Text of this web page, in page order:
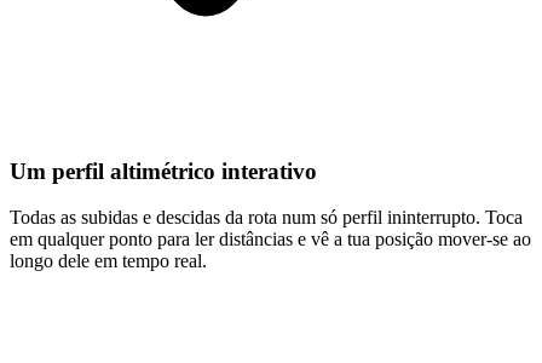
Um perfil altimétrico interativo
Todas as subidas e descidas da rota num só perfil ininterrupto. Toca
em qualquer ponto para ler distâncias e vê a tua posição mover-se ao
longo dele em tempo real.